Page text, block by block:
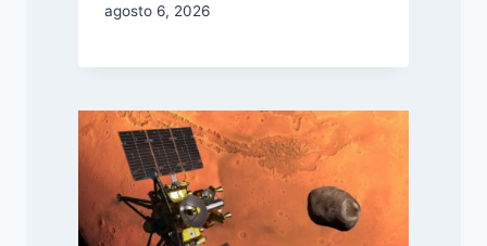
agosto 6, 2026